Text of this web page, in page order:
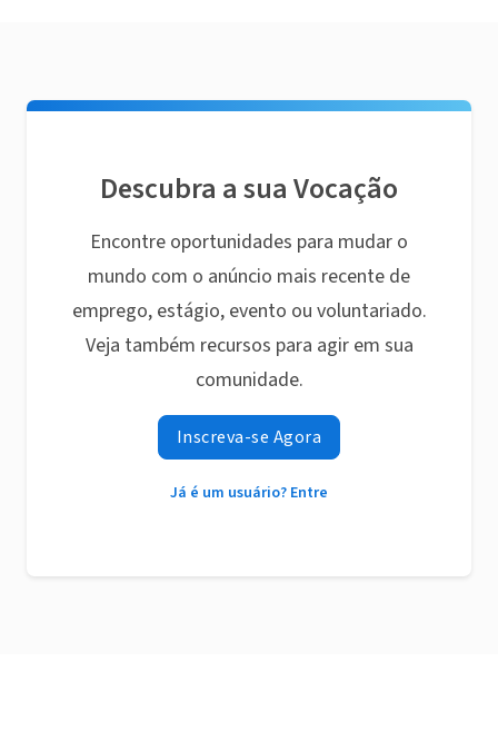
Descubra a sua Vocação
Encontre oportunidades para mudar o
mundo com o anúncio mais recente de
emprego, estágio, evento ou voluntariado.
Veja também recursos para agir em sua
comunidade.
Inscreva-se Agora
Já é um usuário? Entre